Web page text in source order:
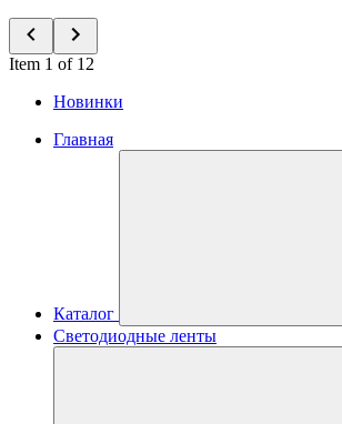
Item 1 of 12
Новинки
Главная
Каталог
Светодиодные ленты